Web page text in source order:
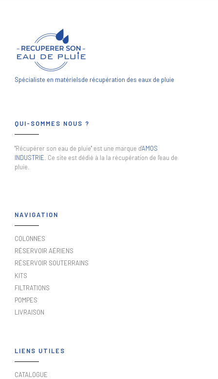
Spécialiste en matérielsde récupération des eaux de pluie
QUI-SOMMES NOUS ?
"Récupérer son eau de pluie" est une marque d'AMOS
INDUSTRIE . Ce site est dédié à la la récupération de l'eau de
pluie.
NAVIGATION
COLONNES
RÉSERVOIR AÉRIENS
RÉSERVOIR SOUTERRAINS
KITS
FILTRATIONS
POMPES
LIVRAISON
LIENS UTILES
CATALOGUE